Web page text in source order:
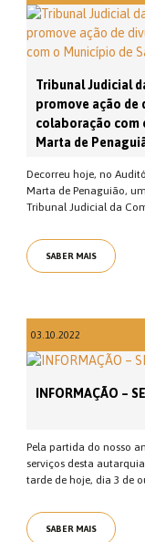
Tribunal Judicial
promove ação de
colaboração com
Marta de
Decorreu hoje, no
Marta de Penaguião,
Tribunal Judicial da
SABER MAIS
03.10.2022
INFORMAÇÃO –
Pela partida do nosso
serviços desta
tarde de hoje, dia 3 de
SABER MAIS